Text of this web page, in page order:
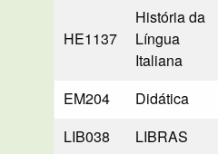
HE1137
História da
Língua
Italiana
EM204 Didática
LIB038
LIBRAS